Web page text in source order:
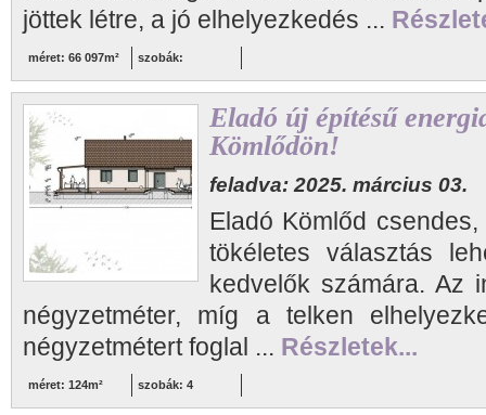
jöttek létre, a jó elhelyezkedés ...
méret: 66 097m² szobák:
Eladó új építésű
Kömlődön!
feladva: 2025. március 03.
Eladó Kömlőd
tökéletes választás
kedvelők számára. Az
négyzetméter, míg a telken
négyzetmétert foglal ... Részletek...
méret: 124m² szobák: 4